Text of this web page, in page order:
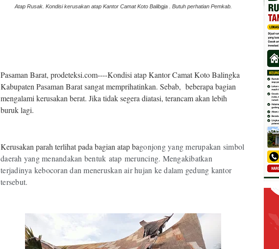
Atap Rusak. Kondisi kerusakan atap Kantor Camat Koto Balibgja . Butuh perhatian Pemkab.
Pasaman Barat, prodeteksi.com----Kondisi atap Kantor Camat Koto Balingka
Kabupaten Pasaman Barat sangat memprihatinkan. Sebab, beberapa bagian
mengalami kerusakan berat. Jika tidak segera diatasi, terancam akan lebih
buruk lagi.
Kerusakan parah terlihat pada bagian atap bagonjong yang merupakan simbol
daerah yang menandakan bentuk atap meruncing. Mengakibatkan
terjadinya kebocoran dan meneruskan air hujan ke dalam gedung kantor
tersebut.